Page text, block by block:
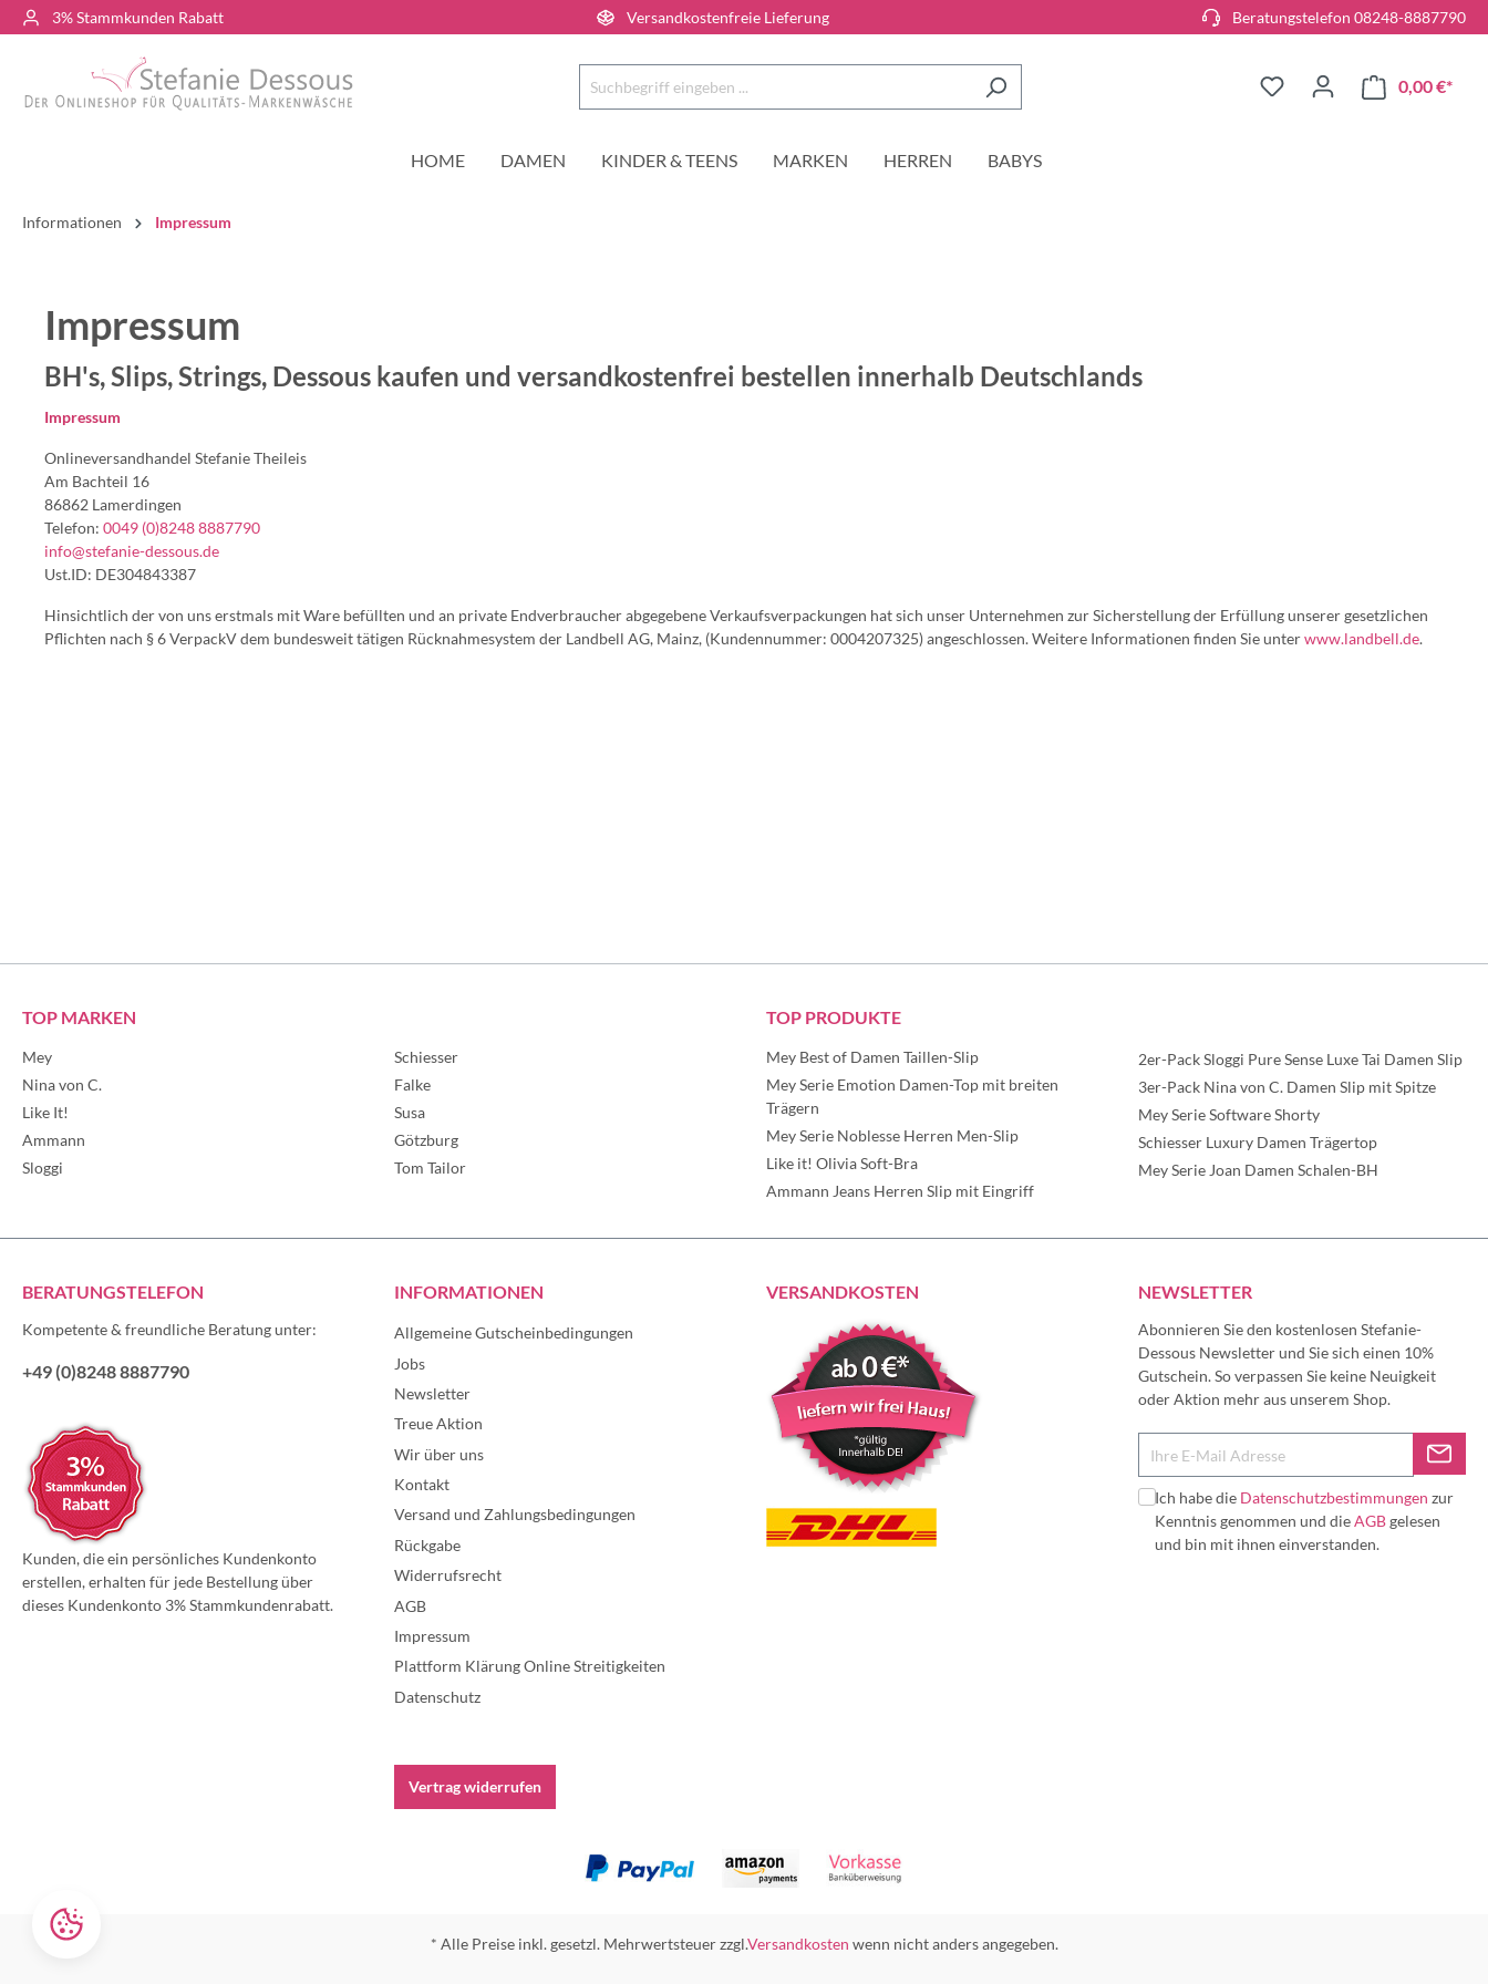
3% Stammkunden Rabatt Versandkostenfreie Lieferung Beratungstelefon 08248-8887790
0,00 €*
HOME DAMEN KINDER & TEENS MARKEN HERREN BABYS
Informationen Impressum
Impressum
BH's, Slips, Strings, Dessous kaufen und versandkostenfrei bestellen innerhalb Deutschlands
Impressum
Onlineversandhandel Stefanie Theileis
Am Bachteil 16
86862 Lamerdingen
Telefon: 0049 (0)8248 8887790
info@stefanie-dessous.de
Ust.ID: DE304843387
Hinsichtlich der von uns erstmals mit Ware befüllten und an private Endverbraucher abgegebene Verkaufsverpackungen hat sich unser Unternehmen zur Sicherstellung der Erfüllung unserer gesetzlichen
Pflichten nach § 6 VerpackV dem bundesweit tätigen Rücknahmesystem der Landbell AG, Mainz, (Kundennummer: 0004207325) angeschlossen. Weitere Informationen finden Sie unterwww.landbell.de.
TOP MARKEN
Mey
Nina von C.
Like It!
Ammann
Sloggi
Schiesser
Falke
Susa
Götzburg
Tom Tailor
TOP PRODUKTE
Mey Best of Damen Taillen-Slip
Mey Serie Emotion Damen-Top mit breiten
Trägern
Mey Serie Noblesse Herren Men-Slip
Like it! Olivia Soft-Bra
Ammann Jeans Herren Slip mit Eingriff
2er-Pack Sloggi Pure Sense Luxe Tai Damen Slip
3er-Pack Nina von C. Damen Slip mit Spitze
Mey Serie Software Shorty
Schiesser Luxury Damen Trägertop
Mey Serie Joan Damen Schalen-BH
BERATUNGSTELEFON
Kompetente & freundliche Beratung unter:
+49 (0)8248 8887790
Kunden, die ein persönliches Kundenkonto
erstellen, erhalten für jede Bestellung über
dieses Kundenkonto 3% Stammkundenrabatt.
INFORMATIONEN
Allgemeine Gutscheinbedingungen
Jobs
Newsletter
Treue Aktion
Wir über uns
Kontakt
Versand und Zahlungsbedingungen
Rückgabe
Widerrufsrecht
AGB
Impressum
Plattform Klärung Online Streitigkeiten
Datenschutz
Vertrag widerrufen
VERSANDKOSTEN NEWSLETTER
Abonnieren Sie den kostenlosen Stefanie-
Dessous Newsletter und Sie sich einen 10%
Gutschein. So verpassen Sie keine Neuigkeit
oder Aktion mehr aus unserem Shop.
Ich habe die Datenschutzbestimmungen zur
Kenntnis genommen und dieAGBgelesen
und bin mit ihnen einverstanden.
* Alle Preise inkl. gesetzl. Mehrwertsteuer zzgl.Versandkosten wenn nicht anders angegeben.